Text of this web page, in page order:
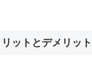
ットとデメリット